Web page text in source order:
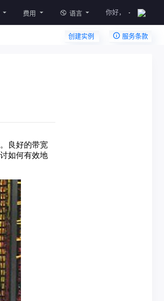
费用 语言 你好，
创建实例
服务条款